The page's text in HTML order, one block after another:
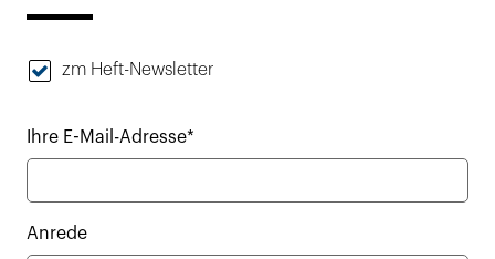
zm Heft-Newsletter
Ihre E-Mail-Adresse*
Anrede